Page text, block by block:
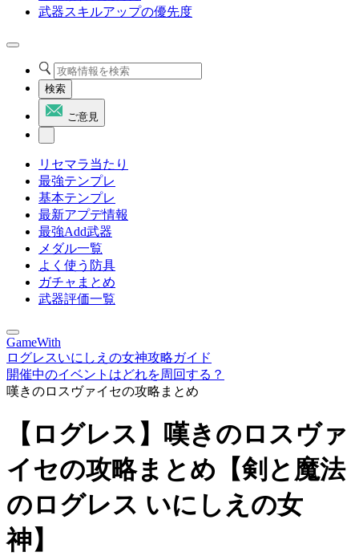
武器スキルアップの優先度
検索
ご意見
リセマラ当たり
最強テンプレ
基本テンプレ
最新アプデ情報
最強Add武器
メダル一覧
よく使う防具
ガチャまとめ
武器評価一覧
GameWith
ログレスいにしえの女神攻略ガイド
開催中のイベントはどれを周回する？
嘆きのロスヴァイセの攻略まとめ
【ログレス】嘆きのロスヴァ
イセの攻略まとめ【剣と魔法
のログレス いにしえの女
神】